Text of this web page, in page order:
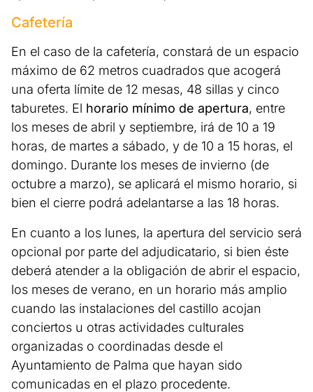
Cafetería
En el caso de la cafetería, constará de un espacio
máximo de 62 metros cuadrados que acogerá
una oferta límite de 12 mesas, 48 sillas y cinco
taburetes. El horario mínimo de apertura, entre
los meses de abril y septiembre, irá de 10 a 19
horas, de martes a sábado, y de 10 a 15 horas, el
domingo. Durante los meses de invierno (de
octubre a marzo), se aplicará el mismo horario, si
bien el cierre podrá adelantarse a las 18 horas.
En cuanto a los lunes, la apertura del servicio será
opcional por parte del adjudicatario, si bien éste
deberá atender a la obligación de abrir el espacio,
los meses de verano, en un horario más amplio
cuando las instalaciones del castillo acojan
conciertos u otras actividades culturales
organizadas o coordinadas desde el
Ayuntamiento de Palma que hayan sido
comunicadas en el plazo procedente.